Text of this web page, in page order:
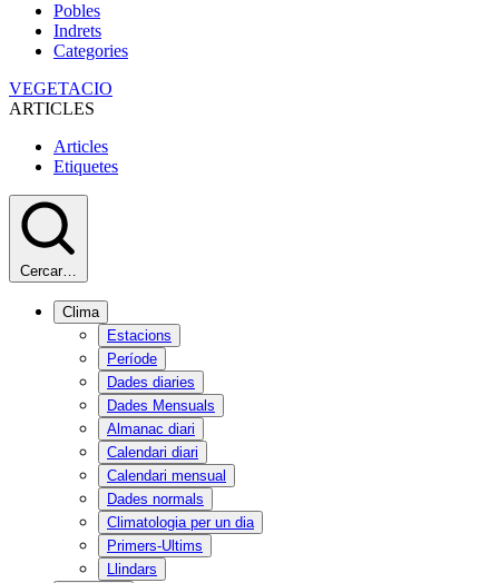
Pobles
Indrets
Categories
VEGETACIO
ARTICLES
Articles
Etiquetes
Cercar…
Clima
Estacions
Període
Dades diaries
Dades Mensuals
Almanac diari
Calendari diari
Calendari mensual
Dades normals
Climatologia per un dia
Primers-Ultims
Llindars